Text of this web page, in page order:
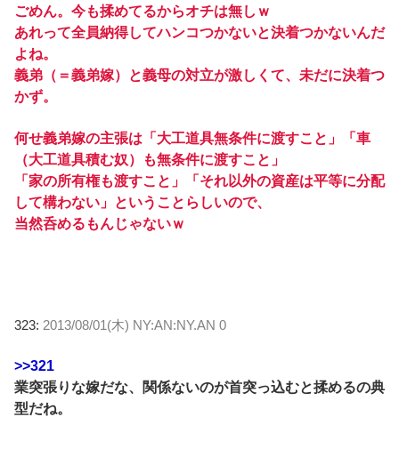
ごめん。今も揉めてるからオチは無しｗ
あれって全員納得してハンコつかないと決着つかないんだ
よね。
義弟（＝義弟嫁）と義母の対立が激しくて、未だに決着つ
かず。
何せ義弟嫁の主張は「大工道具無条件に渡すこと」「車
（大工道具積む奴）も無条件に渡すこと」
「家の所有権も渡すこと」「それ以外の資産は平等に分配
して構わない」ということらしいので、
当然呑めるもんじゃないｗ
323: 2013/08/01(木) NY:AN:NY.AN 0
>>321
業突張りな嫁だな、関係ないのが首突っ込むと揉めるの典
型だね。